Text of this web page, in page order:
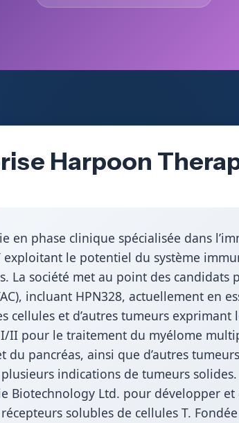
Harpoon
en phase clinique spécialisée dans
exploitant le potentiel du système
La société met au point des
incluant HPN328, actuellement en
et d’autres tumeurs
I/II pour le traitement du myélome
du pancréas, ainsi que d’autres
indications de tumeurs
Biotechnology Ltd. pour développer
solubles de cellules T.